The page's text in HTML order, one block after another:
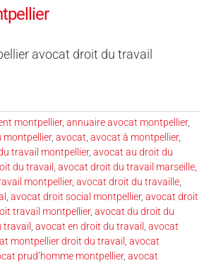
avocat droit du travail
montpellier, annuaire avocat montpellier,
montpellier, avocat, avocat à montpellier,
travail montpellier, avocat au droit du
du travail , avocat droit du travail marseille,
montpellier, avocat droit du travaille,
, avocat droit social montpellier, avocat droit
travail montpellier, avocat du droit du
travail , avocat en droit du travail , avocat
montpellier droit du travail , avocat
prud’homme montpellier, avocat